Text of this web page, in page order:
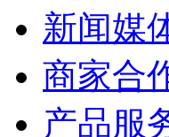
新闻媒
商家合
产品服